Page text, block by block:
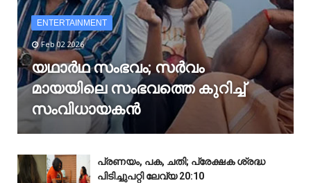
ENTERTAINMENT
Feb 02 2026
യഥാർഥ സംഭവം; സർവം
മായയിലെ സംഭവത്തെ കുറിച്ച്
സംവിധായകൻ
പ്രണയം, പക, ചതി; പ്രേക്ഷക ശ്രദ്ധ
പിടിച്ചുപറ്റി ലേവ്യ 20:10